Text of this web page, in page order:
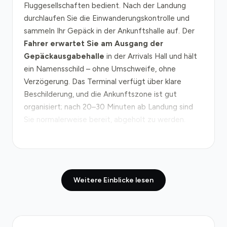
Fluggesellschaften bedient. Nach der Landung
durchlaufen Sie die Einwanderungskontrolle und
sammeln Ihr Gepäck in der Ankunftshalle auf. Der
Fahrer erwartet Sie am Ausgang der
Gepäckausgabehalle in der Arrivals Hall und hält
ein Namensschild – ohne Umschweife, ohne
Verzögerung. Das Terminal verfügt über klare
Beschilderung, und die Ankunftszone ist gut
organisiert; nach 20–30 Minuten ab Landung sind
Sie normalerweise bereit, abgeholt zu werden.
nordöstlich umgibt. Die Fahrt zum Zentrum (z. B.
Grand-Place) dauert unter normalen Bedingungen
Weitere Einblicke lesen